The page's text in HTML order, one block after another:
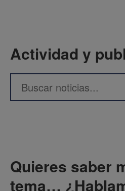
Actividad y
Quieres saber
tema…